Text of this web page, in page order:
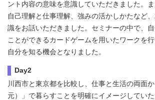
ント内容の意味を意識していただきました。ま
自己理解と仕事理解、強みの活かしかたなど
識をお話いただきました。セミナーの中で、
ことができるカードゲームを用いたワークを
自分を知る機会となりました。
Day2
川西市と東京都を比較し、仕事と生活の両面
元）」で暮らすことを明確にイメージしてい